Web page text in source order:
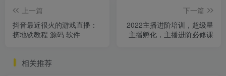
上一篇
抖音最近很火的游戏直播：
挤地铁教程 源码 软件
下一篇
2022主播进阶培训，超级星
主播孵化，主播进阶必修课
相关推荐